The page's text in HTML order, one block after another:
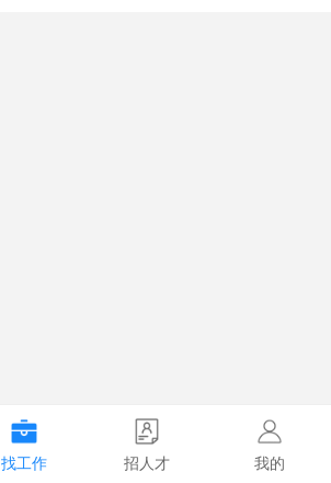
找工作 招人才 我的